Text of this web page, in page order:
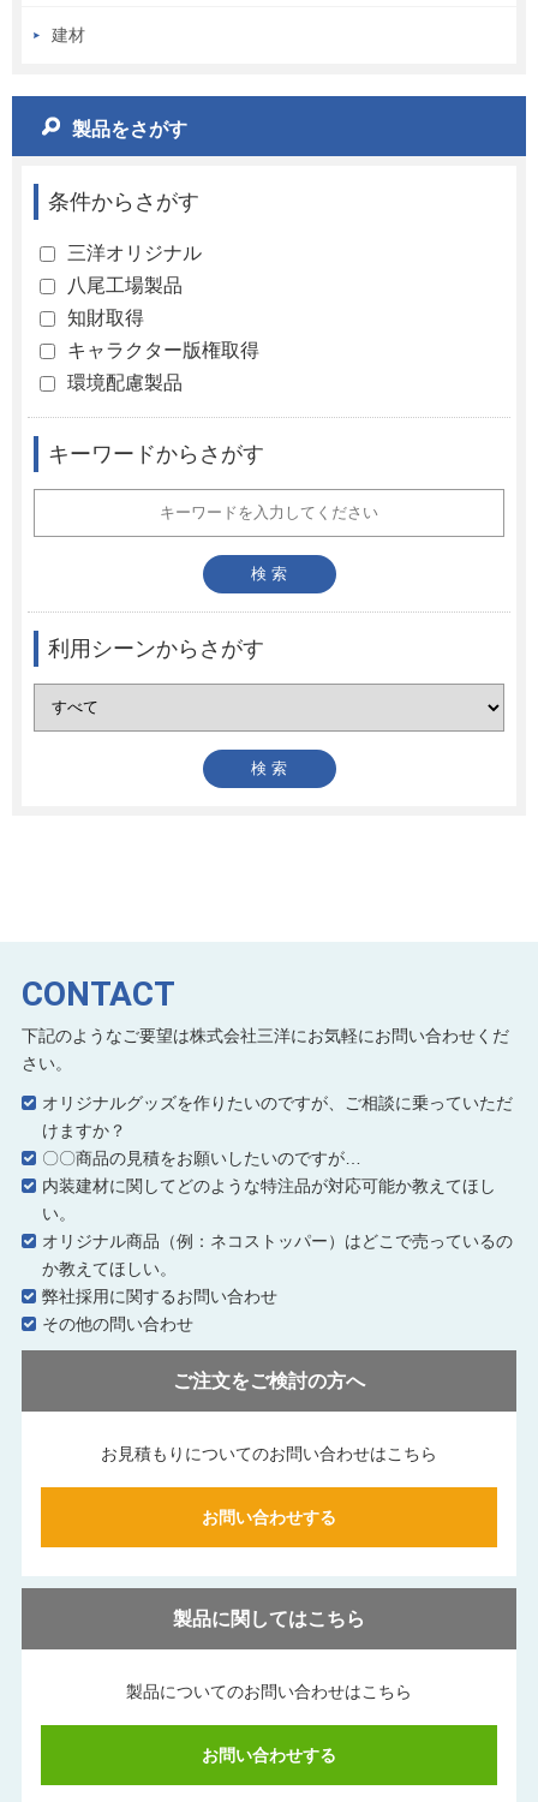
建材
製品をさがす
条件からさがす
三洋オリジナル
八尾工場製品
知財取得
キャラクター版権取得
環境配慮製品
キーワードからさがす
利用シーンからさがす
CONTACT
下記のようなご要望は株式会社三洋にお気軽にお問い合わせくだ
さい。
オリジナルグッズを作りたいのですが、ご相談に乗っていただ
けますか？
〇〇商品の見積をお願いしたいのですが…
内装建材に関してどのような特注品が対応可能か教えてほし
い。
オリジナル商品（例：ネコストッパー）はどこで売っているの
か教えてほしい。
弊社採用に関するお問い合わせ
その他の問い合わせ
ご注文をご検討の方へ
お見積もりについてのお問い合わせはこちら
お問い合わせする
製品に関してはこちら
製品についてのお問い合わせはこちら
お問い合わせする